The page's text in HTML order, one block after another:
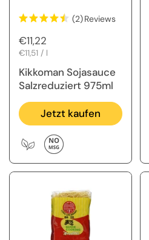
(2)Reviews
Regulärer Preis
€11,22
Stückpreis
€11,51 / l
Kikkoman Sojasauce
Salzreduziert 975ml
Jetzt kaufen